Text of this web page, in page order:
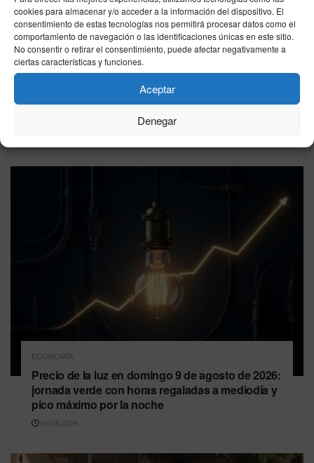
cookies para almacenar y/o acceder a la información del dispositivo. El
consentimiento de estas tecnologías nos permitirá procesar datos como el
comportamiento de navegación o las identificaciones únicas en este sitio.
No consentir o retirar el consentimiento, puede afectar negativamente a
ciertas características y funciones.
Aceptar
Denegar
precio gasolina Ceuta hoy 9 de agosto de 2026:
dónde repostar más barato
ECONOMÍA
Precio de la luz en domingo 9 de agosto de 2026:
jornada verde con horas regaladas a mediodía y
pico máximo por la noche
09/08/2026